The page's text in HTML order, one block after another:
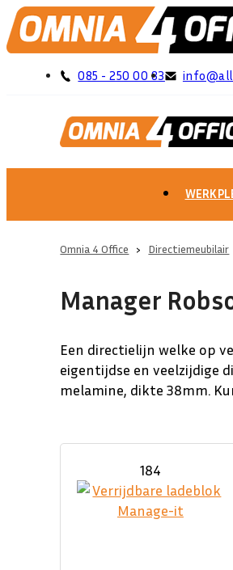
085 - 250 00 83
Omnia 4 Office › Directiemeubilair
Manager
Een directielijn welke op
eigentijdse en veelzijdige
melamine, dikte 38mm.
184